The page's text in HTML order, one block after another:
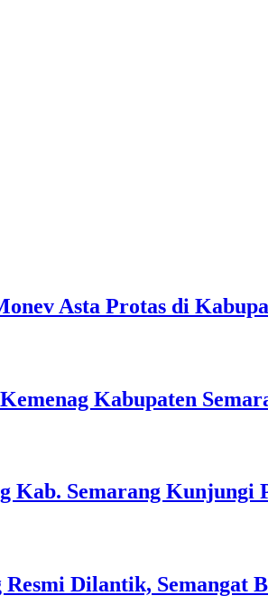
Asta Protas di
Kabupaten
Kab. Semarang Kunjungi
Dilantik, Semangat